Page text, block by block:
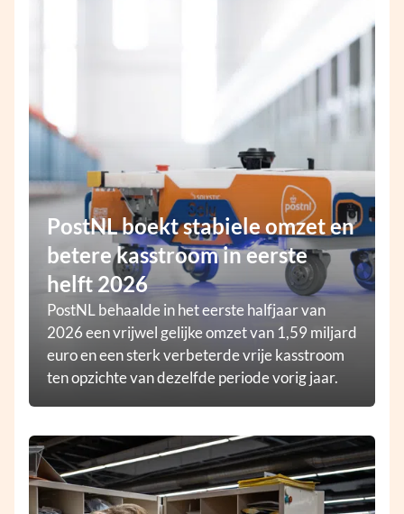
PostNL boekt stabiele omzet en
betere kasstroom in eerste
helft 2026
PostNL behaalde in het eerste halfjaar van
2026 een vrijwel gelijke omzet van 1,59 miljard
euro en een sterk verbeterde vrije kasstroom
ten opzichte van dezelfde periode vorig jaar.